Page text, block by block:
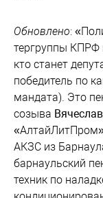
Обновлено:
тергруппы КПРФ
кто станет
победитель по
мандата). Это
созыва
АКЗС из
барнаульский
техник по